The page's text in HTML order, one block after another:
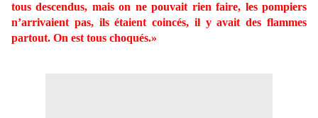
tous descendus, mais on ne pouvait rien faire, les pompiers
n’arrivaient pas, ils étaient coincés, il y avait des flammes
partout. On est tous choqués.»